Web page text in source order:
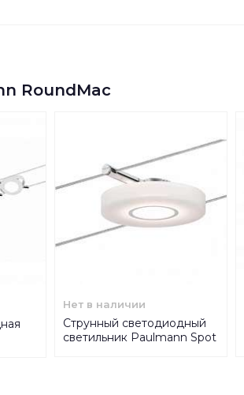
RoundMac
Нет в наличии
Струнный светодиодный
светильник Paulmann Spot